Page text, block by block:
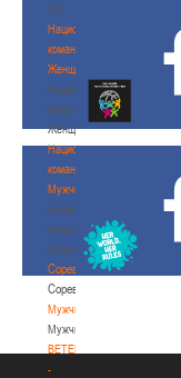
3х3
Национальная
команда.
Женщины
Национальная
команда.
Женщины
Национальная
команда.
Мужчины
Национальная
команда.
Мужчины
Соревнования
Соревнования
Мужчины
Мужчины
BETERA
-